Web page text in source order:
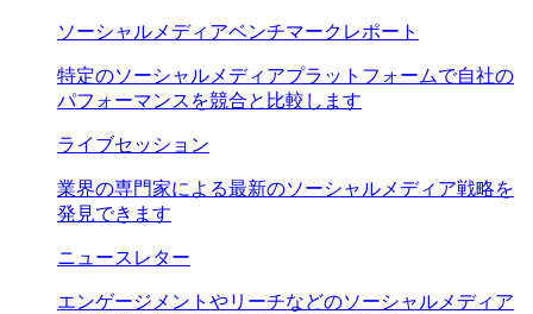
ソーシャルメディアベンチマークレポート
特定のソーシャルメディアプラットフォームで自社の
パフォーマンスを競合と比較します
ライブセッション
業界の専門家による最新のソーシャルメディア戦略を
発見できます
ニュースレター
エンゲージメントやリーチなどのソーシャルメディア